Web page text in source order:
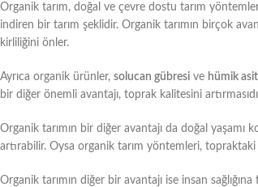
Organik tarım, doğal ve çevre dostu tarım
indiren bir tarım şeklidir. Organik tarımın birçok
kirliliğini önler.
Ayrıca organik ürünler, solucan gübresi ve hümik asit
bir diğer önemli avantajı, toprak kalitesini
Organik tarımın bir diğer avantajı da doğal yaşamı
artırabilir. Oysa organik tarım yöntemleri, topraktaki
Organik tarımın diğer bir avantajı ise insan